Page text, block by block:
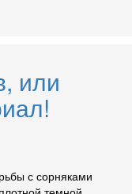
или
с сорняками